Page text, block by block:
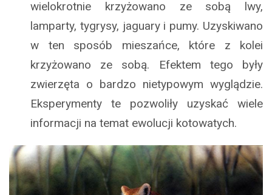
wielokrotnie krzyżowano ze sobą lwy,
lamparty, tygrysy, jaguary i pumy. Uzyskiwano
w ten sposób mieszańce, które z kolei
krzyżowano ze sobą. Efektem tego były
zwierzęta o bardzo nietypowym wyglądzie.
Eksperymenty te pozwoliły uzyskać wiele
informacji na temat ewolucji kotowatych.